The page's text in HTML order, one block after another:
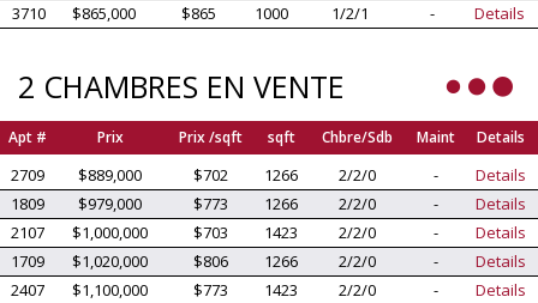
3710
$865,000 $865 1000 1/2/1 - Details
2 CHAMBRES EN VENTE
Apt # Prix Prix /sqft sqft Chbre/Sdb Maint Details
2709 $889,000 $702 1266 2/2/0 -
Details
1809
$979,000 $773 1266 2/2/0 -
Details
2107
$1,000,000 $703 1423 2/2/0 -
Details
1709
$1,020,000 $806 1266 2/2/0 -
Details
2407
$1,100,000 $773 1423 2/2/0 -
Details